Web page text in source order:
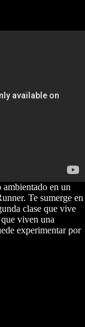
en un
Te sumerge en
clase que vive
viven una
experimentar por